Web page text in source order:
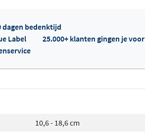
dagen bedenktijd
Label
25.000+ klanten gingen je voor
10,6 - 18,6 cm